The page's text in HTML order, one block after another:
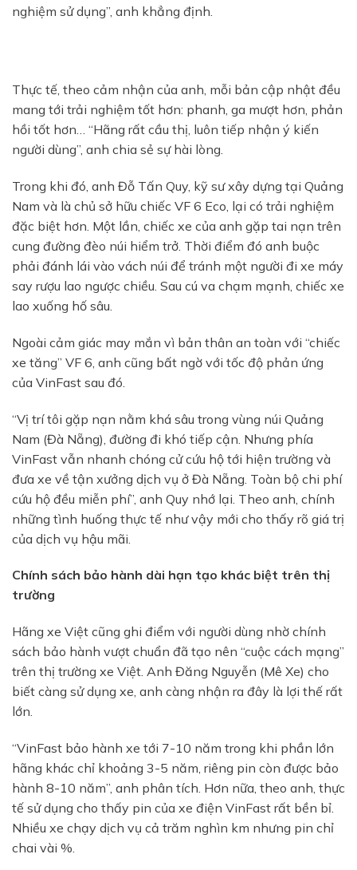
nghiệm sử dụng”, anh khẳng định.
Thực tế, theo cảm nhận của anh, mỗi bản cập nhật đều
mang tới trải nghiệm tốt hơn: phanh, ga mượt hơn, phản
hồi tốt hơn… “Hãng rất cầu thị, luôn tiếp nhận ý kiến
người dùng”, anh chia sẻ sự hài lòng.
Trong khi đó, anh Đỗ Tấn Quy, kỹ sư xây dựng tại Quảng
Nam và là chủ sở hữu chiếc VF 6 Eco, lại có trải nghiệm
đặc biệt hơn. Một lần, chiếc xe của anh gặp tai nạn trên
cung đường đèo núi hiểm trở. Thời điểm đó anh buộc
phải đánh lái vào vách núi để tránh một người đi xe máy
say rượu lao ngược chiều. Sau cú va chạm mạnh, chiếc xe
lao xuống hố sâu.
Ngoài cảm giác may mắn vì bản thân an toàn với “chiếc
xe tăng” VF 6, anh cũng bất ngờ với tốc độ phản ứng
của VinFast sau đó.
“Vị trí tôi gặp nạn nằm khá sâu trong vùng núi Quảng
Nam (Đà Nẵng), đường đi khó tiếp cận. Nhưng phía
VinFast vẫn nhanh chóng cử cứu hộ tới hiện trường và
đưa xe về tận xưởng dịch vụ ở Đà Nẵng. Toàn bộ chi phí
cứu hộ đều miễn phí”, anh Quy nhớ lại. Theo anh, chính
những tình huống thực tế như vậy mới cho thấy rõ giá trị
của dịch vụ hậu mãi.
Chính sách bảo hành dài hạn tạo khác biệt trên thị
trường
Hãng xe Việt cũng ghi điểm với người dùng nhờ chính
sách bảo hành vượt chuẩn đã tạo nên “cuộc cách mạng”
trên thị trường xe Việt. Anh Đăng Nguyễn (Mê Xe) cho
biết càng sử dụng xe, anh càng nhận ra đây là lợi thế rất
lớn.
“VinFast bảo hành xe tới 7-10 năm trong khi phần lớn
hãng khác chỉ khoảng 3-5 năm, riêng pin còn được bảo
hành 8-10 năm”, anh phân tích. Hơn nữa, theo anh, thực
tế sử dụng cho thấy pin của xe điện VinFast rất bền bỉ.
Nhiều xe chạy dịch vụ cả trăm nghìn km nhưng pin chỉ
chai vài %.